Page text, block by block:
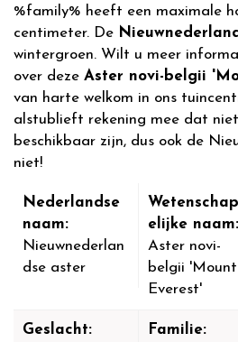
%family% heeft een maximale
centimeter. De
wintergroen. Wilt u meer
over deze Aster novi-belgii
van harte welkom in ons
alstublieft rekening mee dat
beschikbaar zijn, dus ook de
niet!
Nederlandse
naam:
Nieuwnederlan
dse aster
elijke naam:
Aster novi-
belgii 'Mount
Everest'
Geslacht:
Familie: